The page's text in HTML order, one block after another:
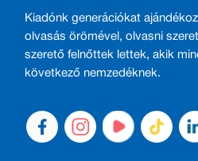
Kiadónk generációkat
olvasás örömével, olvasni
szerető felnőttek lettek, akik
következő nemzedéknek.